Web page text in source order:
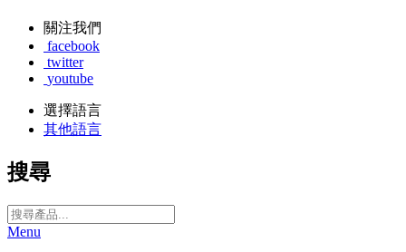
關注我們
facebook
twitter
youtube
選擇語言
其他語言
搜尋
Menu